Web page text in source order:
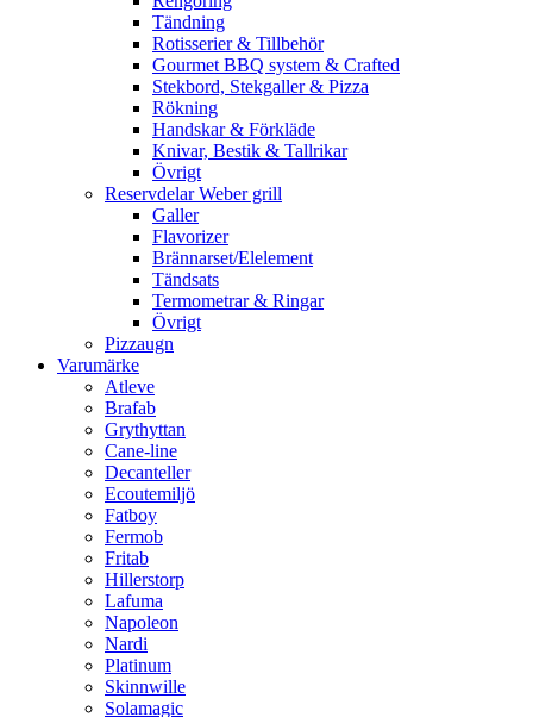
Tändning
Rotisserier & Tillbehör
Gourmet BBQ system & Crafted
Stekbord, Stekgaller & Pizza
Rökning
Handskar & Förkläde
Knivar, Bestik & Tallrikar
Övrigt
Reservdelar Weber grill
Galler
Flavorizer
Brännarset/Elelement
Tändsats
Termometrar & Ringar
Övrigt
Pizzaugn
Varumärke
Atleve
Brafab
Grythyttan
Cane-line
Decanteller
Ecoutemiljö
Fatboy
Fermob
Fritab
Hillerstorp
Lafuma
Napoleon
Nardi
Platinum
Skinnwille
Solamagic